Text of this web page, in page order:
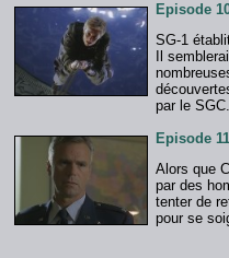
Episode
SG-1
Il
par le SGC.
Episode
Alors que
par des
tenter de
pour se